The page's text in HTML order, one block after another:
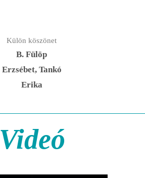
Külön köszönet
B. Fülöp
Erzsébet, Tankó
Erika
Videó